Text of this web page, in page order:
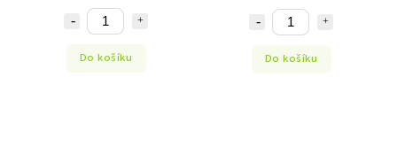
Do košíku Do košíku